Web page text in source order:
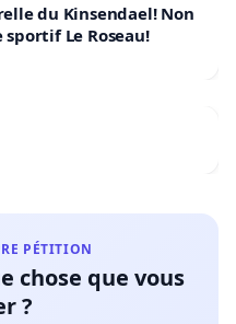
du Kinsendael! Non
Le Roseau!
PÉTITION
chose que vous
?